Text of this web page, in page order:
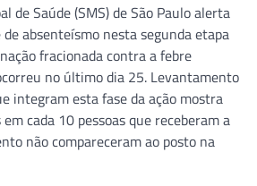
de Saúde (SMS) de São Paulo alerta
absenteísmo nesta segunda etapa
fracionada contra a febre
no último dia 25. Levantamento
integram esta fase da ação mostra
cada 10 pessoas que receberam a
não compareceram ao posto na